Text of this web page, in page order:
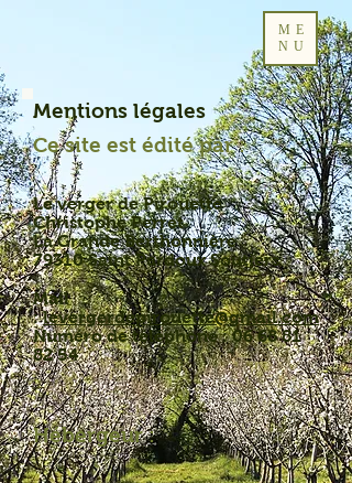
ME
NU
Mentions légales
Ce site est édité par :
Le verger de Pirouette
Christophe Perret
La Grande Berthonnière
79310 Saint Pardoux Soutiers
Mail
:levergerdepirouette@gmail.com
Numéro de téléphone :06 68 81
82 54
Hébergeur :